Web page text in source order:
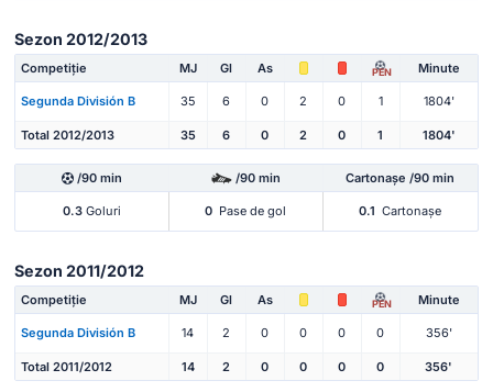
Sezon 2012/2013
Competiție MJ Gl As PEN Minute
Segunda División B 35 6 0 2 0 1 1804'
Total 2012/2013 35 6 0 2 0 1 1804'
/90 min /90 min Cartonașe /90 min
0.3Goluri 0 Pase de gol 0.1 Cartonașe
Sezon 2011/2012
Competiție MJ Gl As PEN Minute
Segunda División B 14 2 0 0 0 0 356'
Total 2011/2012 14 2 0 0 0 0 356'